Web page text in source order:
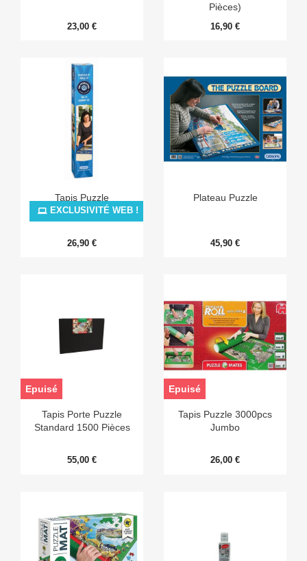
23,00 €
Pièces)
16,90 €
Tapis Puzzle
26,90 €
EXCLUSIVITÉ WEB !
Plateau Puzzle
45,90 €
Tapis Porte Puzzle
Standard 1500 Pièces
55,00 €
Epuisé
Tapis Puzzle 3000pcs
Jumbo
26,00 €
Epuisé